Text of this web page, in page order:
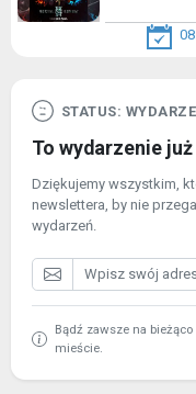
STATUS:
To wydarzenie już
Dziękujemy wszystkim,
newslettera, by nie
wydarzeń.
Bądź zawsze na
mieście.